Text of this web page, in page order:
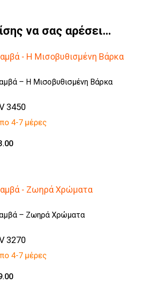
να σας αρέσει…
– Η Μισοβυθισμένη Βάρκα
3450
4-7 μέρες
Price
– Ζωηρά Χρώματα
3270
4-7 μέρες
Price